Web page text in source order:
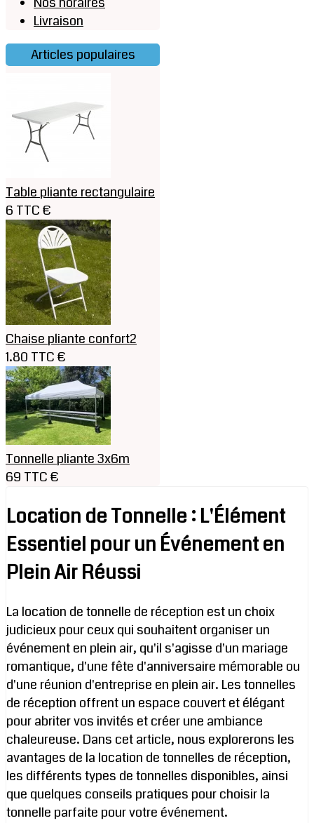
Livraison
Articles populaires
Table pliante rectangulaire
6 TTC €
Chaise pliante confort2
1.80 TTC €
Tonnelle pliante 3x6m
69 TTC €
Location de Tonnelle : L'Élément
Essentiel pour un Événement en
Plein Air Réussi
La location de tonnelle de réception est un choix
judicieux pour ceux qui souhaitent organiser un
événement en plein air, qu'il s'agisse d'un mariage
romantique, d'une fête d'anniversaire mémorable ou
d'une réunion d'entreprise en plein air. Les tonnelles
de réception offrent un espace couvert et élégant
pour abriter vos invités et créer une ambiance
chaleureuse. Dans cet article, nous explorerons les
avantages de la location de tonnelles de réception,
les différents types de tonnelles disponibles, ainsi
que quelques conseils pratiques pour choisir la
tonnelle parfaite pour votre événement.